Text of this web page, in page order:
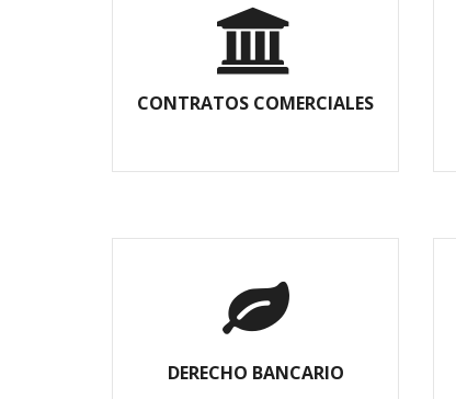
CONTRATOS COMERCIALES
DERECHO BANCARIO